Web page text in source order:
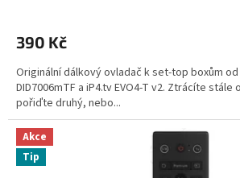
390 Kč
Originální dálkový ovladač k set-top boxům od
DID7006mTF a iP4.tv EVO4-T v2. Ztrácíte stále
pořiďte druhý, nebo...
Akce
Tip